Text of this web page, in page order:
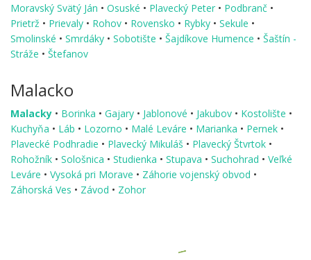
Moravský Svätý Ján • Osuské • Plavecký Peter • Podbranč •
Prietrž • Prievaly • Rohov • Rovensko • Rybky • Sekule •
Smolinské • Smrdáky • Sobotište • Šajdíkove Humence • Šaštín -
Stráže • Štefanov
Malacko
Malacky • Borinka • Gajary • Jablonové • Jakubov • Kostolište •
Kuchyňa • Láb • Lozorno • Malé Leváre • Marianka • Pernek •
Plavecké Podhradie • Plavecký Mikuláš • Plavecký Štvrtok •
Rohožník • Sološnica • Studienka • Stupava • Suchohrad • Veľké
Leváre • Vysoká pri Morave • Záhorie vojenský obvod •
Záhorská Ves • Závod • Zohor